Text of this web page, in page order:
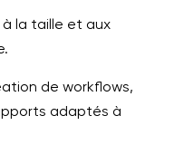
à la taille et aux
de workflows,
adaptés à